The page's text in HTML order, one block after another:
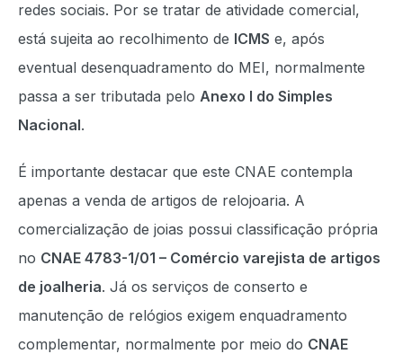
redes sociais. Por se tratar de atividade comercial,
está sujeita ao recolhimento de ICMS e, após
eventual desenquadramento do MEI, normalmente
passa a ser tributada pelo Anexo I do Simples
Nacional.
É importante destacar que este CNAE contempla
apenas a venda de artigos de relojoaria. A
comercialização de joias possui classificação própria
no CNAE 4783-1/01 – Comércio varejista de artigos
de joalheria. Já os serviços de conserto e
manutenção de relógios exigem enquadramento
complementar, normalmente por meio do CNAE